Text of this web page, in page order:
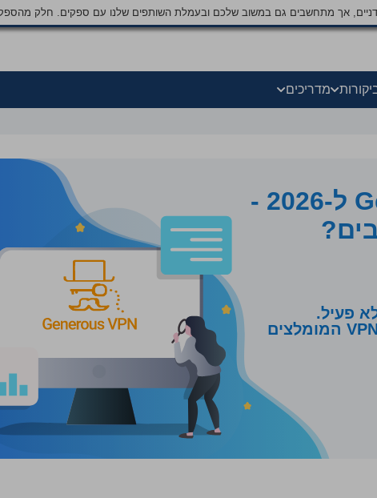
אך מתחשבים גם במשוב שלכם ובעמלת השותפים שלנו עם ספקים. חלק
מדריכים
ביקורת Generous VPN ל-2026 -
לחצו כאן כדי לראות את שירותי ה-VPN המומלצים